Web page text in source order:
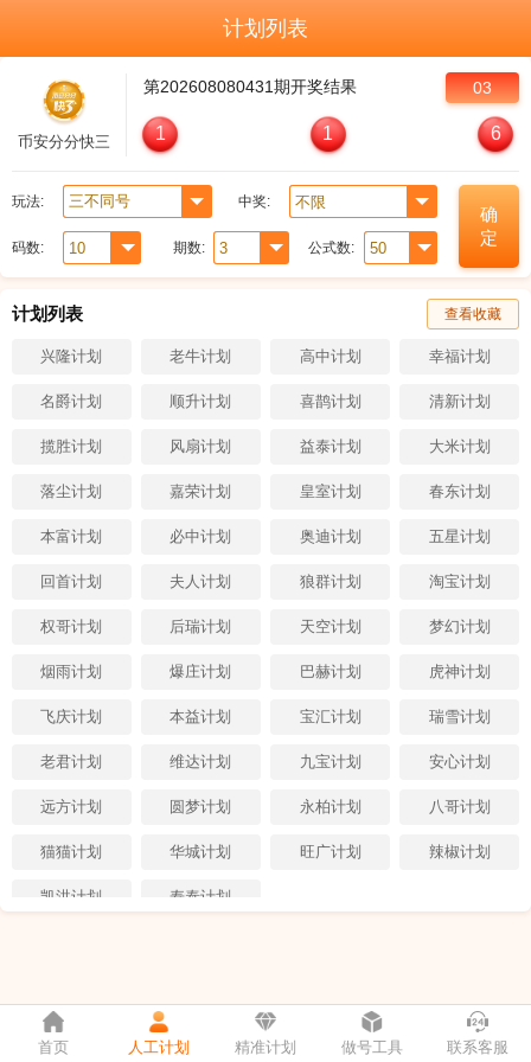
计划列表
币安分分快三
第202608080431期开奖结果 03
1 1 6
玩法: 中奖:
码数: 期数: 公式数:
确
定
计划列表 查看收藏
兴隆计划 老牛计划 高中计划 幸福计划
名爵计划 顺升计划 喜鹊计划 清新计划
揽胜计划 风扇计划 益泰计划 大米计划
落尘计划 嘉荣计划 皇室计划 春东计划
本富计划 必中计划 奥迪计划 五星计划
回首计划 夫人计划 狼群计划 淘宝计划
权哥计划 后瑞计划 天空计划 梦幻计划
烟雨计划 爆庄计划 巴赫计划 虎神计划
飞庆计划 本益计划 宝汇计划 瑞雪计划
老君计划 维达计划 九宝计划 安心计划
远方计划 圆梦计划 永柏计划 八哥计划
猫猫计划 华城计划 旺广计划 辣椒计划
凯洪计划 寿泰计划
首页 人工计划 精准计划 做号工具 联系客服